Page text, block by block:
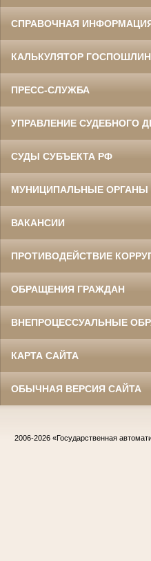
СПРАВОЧНАЯ
КАЛЬКУЛЯТОР
ПРЕСС-СЛУЖБА
УПРАВЛЕНИЕ СУДЕБНОГО
СУДЫ СУБЪЕКТА РФ
МУНИЦИПАЛЬНЫЕ ОРГАНЫ
ВАКАНСИИ
ПРОТИВОДЕЙСТВИЕ
ОБРАЩЕНИЯ ГРАЖДАН
ВНЕПРОЦЕССУАЛЬНЫЕ
КАРТА САЙТА
ОБЫЧНАЯ ВЕРСИЯ САЙТА
2006-2026 «Государственная